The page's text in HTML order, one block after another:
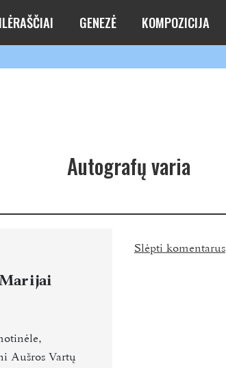
GENEZĖ KOMPOZICIJA
Autografų varia
Aušros Vartų
Slėpti komentarus